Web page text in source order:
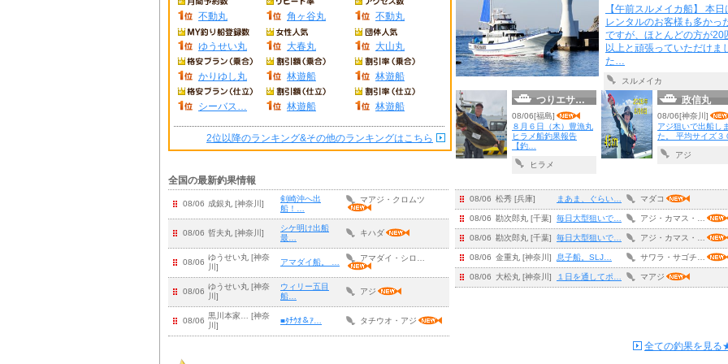
不動丸 角ヶ谷丸 不動丸
ゆうせい丸 大春丸 大山丸
かりゆし丸 林遊船 林遊船
シーバス… 林遊船 林遊船
2位以降のランキング&その他のランキングはこちら
【午前スルメイカ船】 本日
レンタルのお客様も多かっ
ですが、ほとんどの方が20
以上と頑張っていただけま
た…
スルメイカ
つりエサ…
08/06[福島]
８月６日（木）豊漁丸
ヒラメ船釣果報告
【釣…
ヒラメ
政信丸
08/06[神奈川]
アジ狙いで出船しま
た。 平均サイズ３
アジ
全国の最新釣果情報
08/06 成銀丸 [神奈川]
剣崎沖へ出
船！…
マアジ・クロムツ
08/06 哲夫丸 [神奈川]
シケ明け出船
最…
キハダ
08/06
ゆうせい丸 [神奈
川]
アマダイ船。 … アマダイ・シロ…
08/06
ゆうせい丸 [神奈
川]
ウィリー五目
船…
アジ
08/06
黒川本家… [神奈
川]
■ﾀﾁｳｵ＆ｱ… タチウオ・アジ
08/06 松秀 [兵庫] まあま、ぐらい… マダコ
08/06 勘次郎丸 [千葉] 毎日大型狙いで… アジ・カマス・…
08/06 勘次郎丸 [千葉] 毎日大型狙いで… アジ・カマス・…
08/06 金重丸 [神奈川] 息子船。SLJ… サワラ・サゴチ…
08/06 大松丸 [神奈川] １日を通してポ… マアジ
全ての釣果を見る